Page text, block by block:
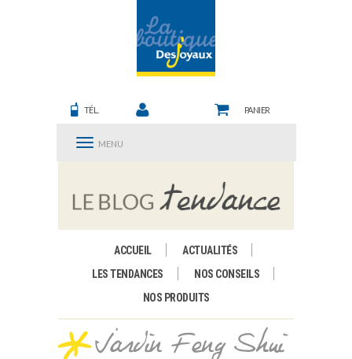
TÉL. PANIER
MENU
ACCUEIL
ACTUALITÉS
LES TENDANCES
NOS CONSEILS
NOS PRODUITS
Jardin Feng Shui